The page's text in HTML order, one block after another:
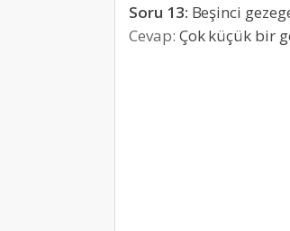
Soru 13: Beşinci
Cevap: Çok küçük bir